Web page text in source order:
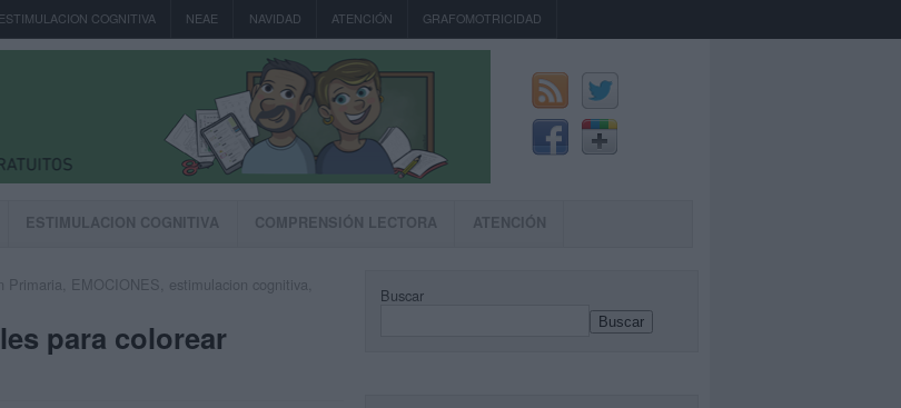
ESTIMULACION COGNITIVA NEAE NAVIDAD ATENCIÓN GRAFOMOTRICIDAD
ESTIMULACION COGNITIVA COMPRENSIÓN LECTORA ATENCIÓN
Primaria EMOCIONES estimulacion cognitiva
para colorear
Buscar
Buscar